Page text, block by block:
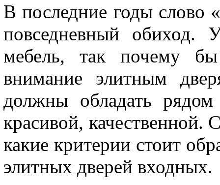
В последние годы слово
повседневный обиход.
мебель, так почему
внимание элитным
должны обладать
красивой,
какие критерии стоит
элитных дверей входных.